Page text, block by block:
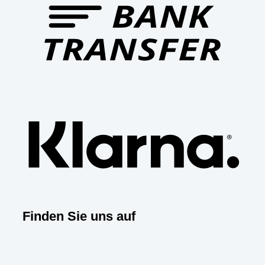
Finden Sie uns auf